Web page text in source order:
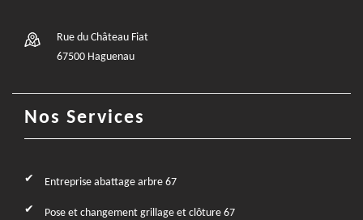
Rue du Château Fiat
67500 Haguenau
Nos Services
Entreprise abattage arbre 67
Pose et changement grillage et clôture 67